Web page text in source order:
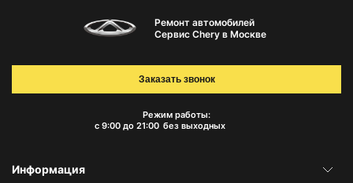
Ремонт автомобилей
Сервис Chery в Москве
Режим работы:
с 9:00 до 21:00 без выходных
Заказать звонок
Информация